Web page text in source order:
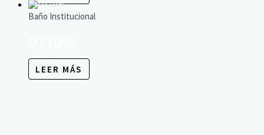
Baño Institucional
LEER MÁS